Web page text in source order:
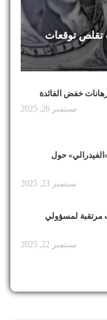
تقلص توقعات
خفض الفائدة
سبتمبر 26, 2025
حول
سبتمبر 23, 2025
مرتقبة لمسؤولي
سبتمبر 22, 2025